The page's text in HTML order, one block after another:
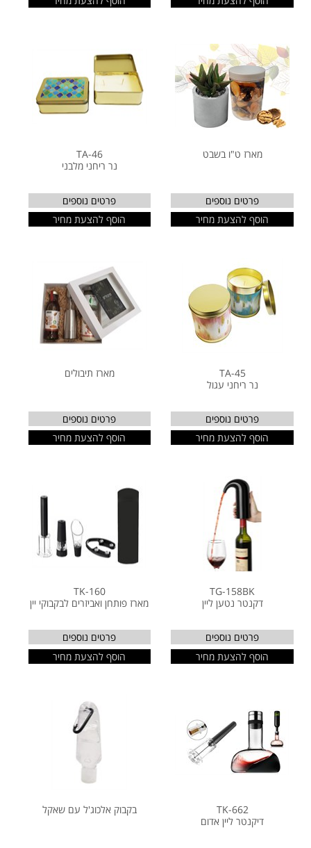
מארז ט"ו בשבט
פרטים נוספים
הוסף להצעת מחיר
TA-46
נר ריחני מלבני
פרטים נוספים
הוסף להצעת מחיר
TA-45
נר ריחני עגול
פרטים נוספים
הוסף להצעת מחיר
מארז תיבולים
פרטים נוספים
הוסף להצעת מחיר
TG-158BK
דקנטר נטען ליין
פרטים נוספים
הוסף להצעת מחיר
TK-160
מארז פותחן ואביזרים לבקבוקי יין
פרטים נוספים
הוסף להצעת מחיר
TK-662
דיקנטר ליין אדום
בקבוק אלכוג'ל עם שאקל